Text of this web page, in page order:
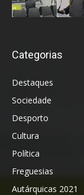
Categorias
Destaques
Sociedade
Desporto
Cultura
Política
Freguesias
Autárquicas 2021